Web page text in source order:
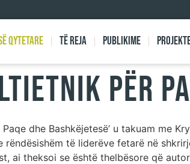
Qytetare Të reja Publikime
për
dhe Bashkëjetesë’ u takuam me
të liderëve fetarë në
ai theksoi se është thelbësore që